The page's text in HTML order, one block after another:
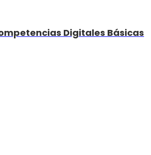
Digitales Básicas